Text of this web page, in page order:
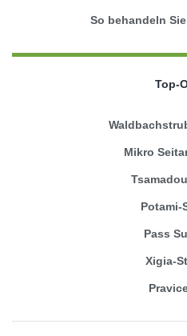
So behandeln
Top-
Mikro
Potami-
Pass
Xigia-